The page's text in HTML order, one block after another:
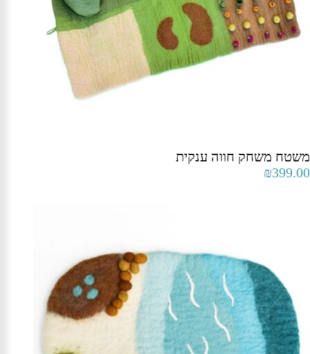
משטח משחק חווה ענקית
₪399.00